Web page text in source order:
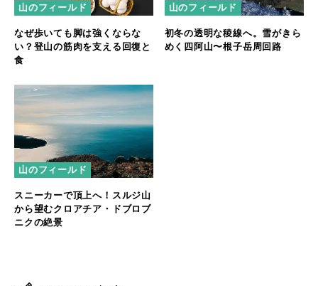
山のフィールド
なぜ歩いても脚は強くならな
い？登山の筋肉を支える回復と
食
山のフィールド
初冬の透明な稜線へ。雪がきら
めく四阿山〜根子岳周回路
山のフィールド
スニーカーで頂上へ！スルジ山
から望むクロアチア・ドブロブ
ニクの絶景